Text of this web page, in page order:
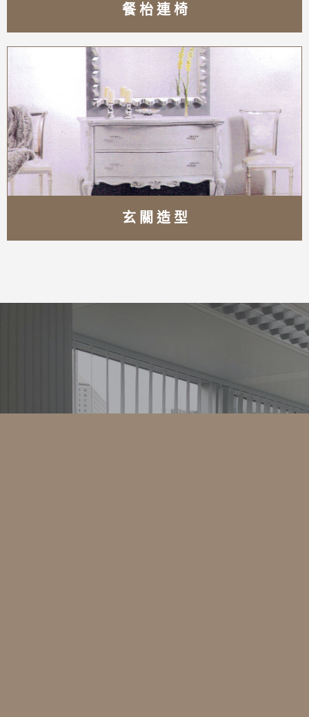
餐 枱 連 椅
玄 關 造 型